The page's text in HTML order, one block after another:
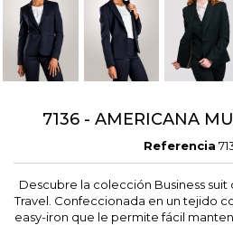
7136 - AMERICANA
Referencia
Descubre la colección Business
Travel. Confeccionada en un tejido
easy-iron que le permite fácil